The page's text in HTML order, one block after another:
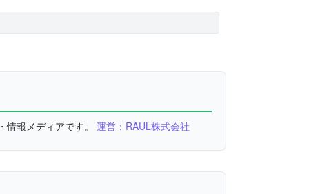
報メディアです。 運営：RAUL株式会社